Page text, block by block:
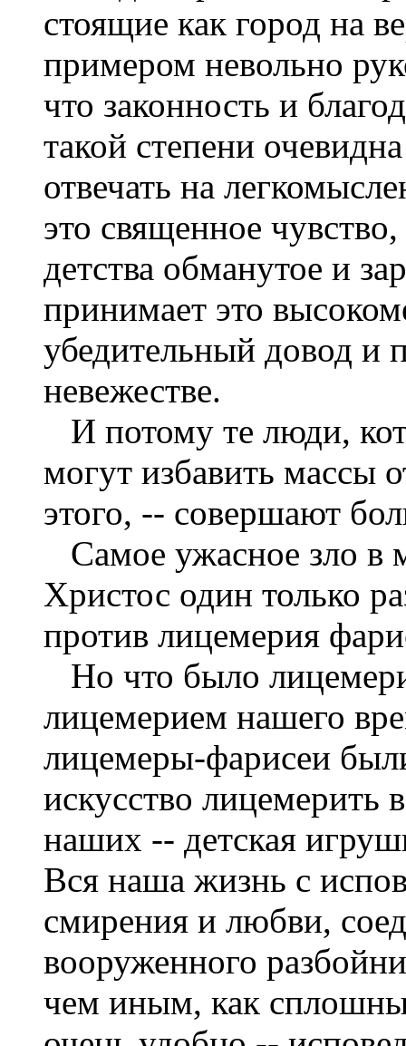
стоящие как город на
примером невольно
что законность и
такой степени
отвечать на
это священное
детства обманутое и
принимает это
убедительный довод и
невежестве.
И потому те люди,
могут избавить массы
этого, -- совершают
Самое ужасное зло в
Христос один только
против лицемерия
Но что было
лицемерием нашего
лицемеры-фарисеи
искусство лицемерить
наших -- детская
Вся наша жизнь с
смирения и любви,
вооруженного
чем иным, как